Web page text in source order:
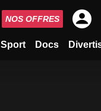
Sport Docs
NOS OFFRES